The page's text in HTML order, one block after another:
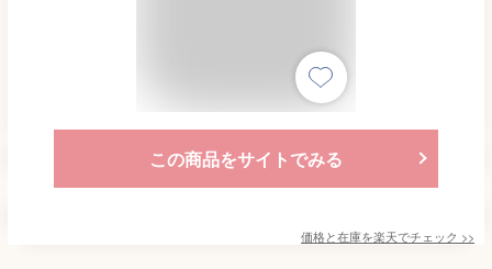
この商品をサイトでみる
価格と在庫を楽天でチェック >>